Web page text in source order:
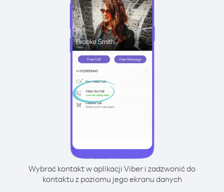
Wybrać kontakt w aplikacji Viber i zadzwonić do
kontaktu z poziomu jego ekranu danych